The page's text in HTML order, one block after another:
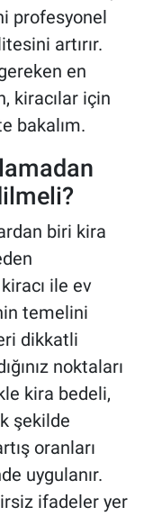
profesyonel
artırır.
en
kiracılar için
bakalım.
biri kira
ile ev
temelini
dikkatli
noktaları
kira bedeli,
şekilde
oranları
uygulanır.
ifadeler yer